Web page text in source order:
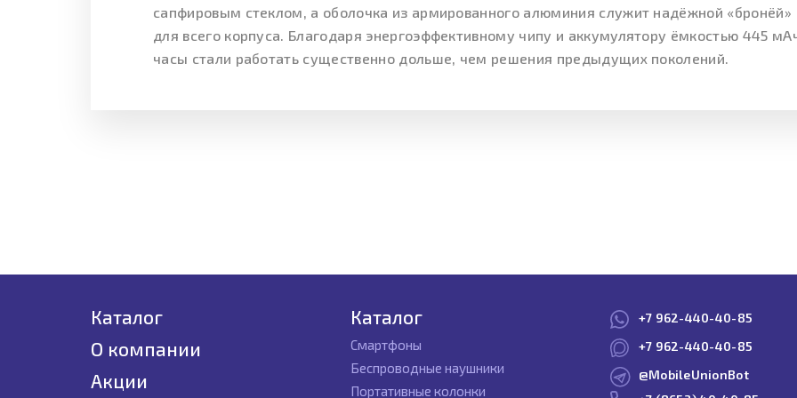
сапфировым стеклом, а оболочка из армированного алюминия служит надёжной «бронёй»
для всего корпуса. Благодаря энергоэффективному чипу и аккумулятору ёмкостью 445
часы стали работать существенно дольше, чем решения предыдущих поколений.
Каталог
О компании
Акции
Каталог
Смартфоны
Беспроводные наушники
Портативные колонки
+7 962-440-40-85
+7 962-440-40-85
@MobileUnionBot